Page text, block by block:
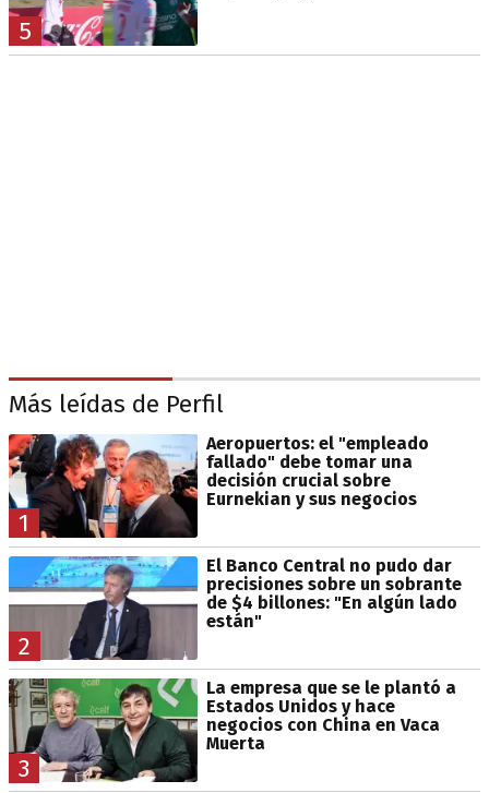
5
Más leídas de Perfil
1
Aeropuertos: el "empleado
fallado" debe tomar una
decisión crucial sobre
Eurnekian y sus negocios
2
El Banco Central no pudo dar
precisiones sobre un sobrante
de $4 billones: "En algún lado
están"
3
La empresa que se le plantó a
Estados Unidos y hace
negocios con China en Vaca
Muerta